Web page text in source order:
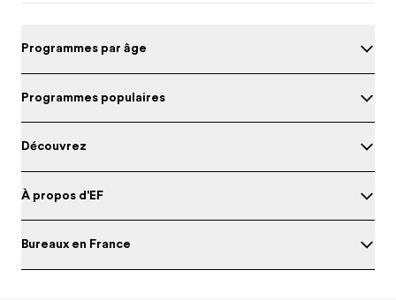
Programmes par âge
Programmes populaires
Découvrez
À propos d'EF
Bureaux en France